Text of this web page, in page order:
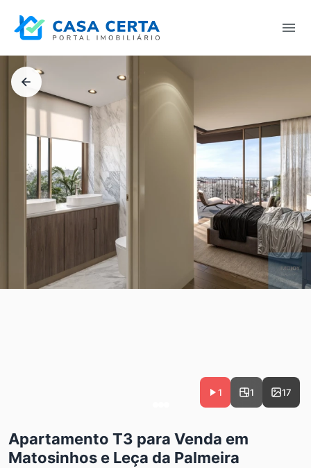
1 1 17
Apartamento T3 para Venda em
Matosinhos e Leça da Palmeira